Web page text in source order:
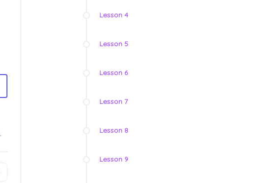
.
Lesson 4
Lesson 5
Lesson 6
Lesson 7
Lesson 8
Lesson 9